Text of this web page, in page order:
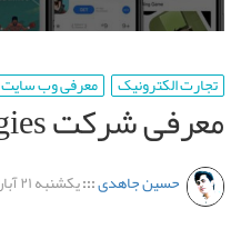
تجارت الکترونیک معرفی وب سایت
معرفی شرکت ca technologies
حسین جاهدی:::یکشنبه ۲۱ آبان ۹۱